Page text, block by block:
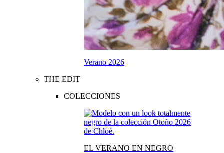
Verano 2026
THE EDIT
COLECCIONES
EL VERANO EN NEGRO